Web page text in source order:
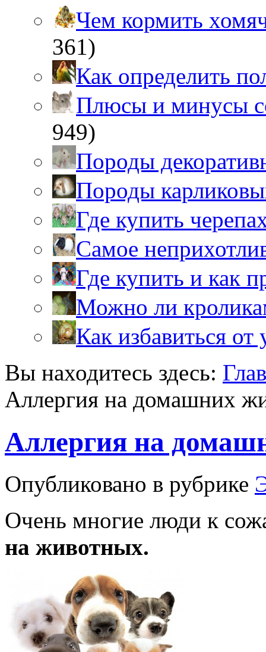
Чем кормить
361)
Как определить
Плюсы и минусы
949)
Породы
Породы
Где купить
Самое
Где купить и как
Можно ли
Как избавиться от
Вы находитесь здесь:
Аллергия на домашних
Аллергия на
Опубликовано в рубрике
Очень многие люди к
на животных.